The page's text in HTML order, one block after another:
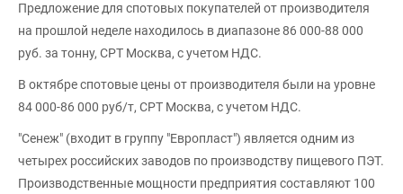
Предложение для спотовых покупателей от производителя
на прошлой неделе находилось в диапазоне 86 000-88 000
руб. за тонну, CPT Москва, с учетом НДС.
В октябре спотовые цены от производителя были на уровне
84 000-86 000 руб/т, CPT Москва, с учетом НДС.
"Сенеж" (входит в группу "Европласт") является одним из
четырех российских заводов по производству пищевого ПЭТ.
Производственные мощности предприятия составляют 100